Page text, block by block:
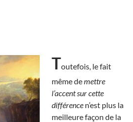
Toutefois, le fait
même demettre
l’accent sur cette
différence n’est plus la
meilleure façon de la